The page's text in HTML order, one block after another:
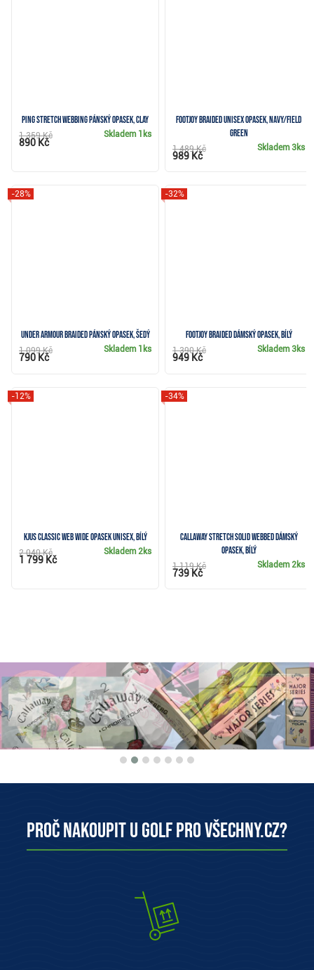
Ping stretch webbing pánský opasek, clay
Skladem 1ks
1 359 Kč
890 Kč
FootJoy Braided unisex opasek, navy/field
green
Skladem3ks
1 489 Kč
989 Kč
Under Armour Braided pánský opasek, šedý
-28%
Skladem 1ks
1 099 Kč
790 Kč
FootJoy Braided dámský opasek, bílý
-32%
Skladem3ks
1 390 Kč
949 Kč
KJUS Classic Web Wide opasek unisex, bílý
-12%
Skladem 2ks
2 040 Kč
1 799 Kč
Callaway Stretch Solid Webbed dámský
opasek, bílý
-34%
Skladem 2ks
1 119 Kč
739 Kč
Proč nakoupit u Golf pro všechny.cz?